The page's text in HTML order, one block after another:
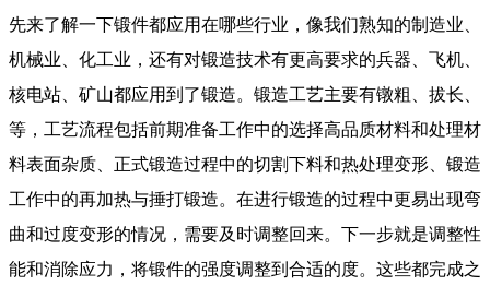
先来了解一下锻件都应用在哪些行业，像我们熟知的制造业、
机械业、化工业，还有对锻造技术有更高要求的兵器、飞机、
核电站、矿山都应用到了锻造。锻造工艺主要有镦粗、拔长、
等，工艺流程包括前期准备工作中的选择高品质材料和处理材
料表面杂质、正式锻造过程中的切割下料和热处理变形、锻造
工作中的再加热与捶打锻造。在进行锻造的过程中更易出现弯
曲和过度变形的情况，需要及时调整回来。下一步就是调整性
能和消除应力，将锻件的强度调整到合适的度。这些都完成之